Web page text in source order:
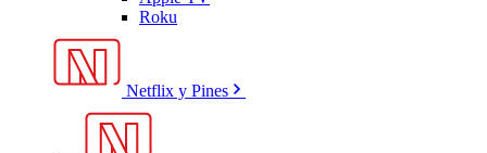
Roku
Netflix y Pines